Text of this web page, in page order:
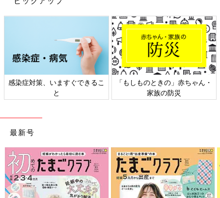
にALSの症状が出始めていました。
――2018年、37歳のときに福岡で喫茶店を始めたまさこさん。
どんな喫茶店にしようと考えてスタートしましたか？
まさこ 日本のあちこちと海外にまで移住先を求めて、暮らすよ
うに旅をしていましたが、夫の縁で福岡での生活を選びました。
お店にする物件探しには1年かかりましたが、昭和レトロっぽい
かわいい店舗に出会いました。10数席ほどのこじんまりしたお店
メニューはとにかく自分たちが「おいしい」と感じるもの、安全
だと思うものを出そうと考えました。そしてみんながふらっと立
ち寄れるような、お家みたいなお店にしたいな、このお店がみん
なのつながりを作れるといいな…、と思っていました。
お店を始めて、最初に出したのは日替わりのおにぎり弁当です。
働くお母さんに気軽に買ってほしくてワンコインで買えるものに
しました。ささやかなお弁当でしたが、「今日はどんなおか
感染症対策、いますぐできるこ
と
「もしものときの」赤ちゃん・
家族の防災
最新号